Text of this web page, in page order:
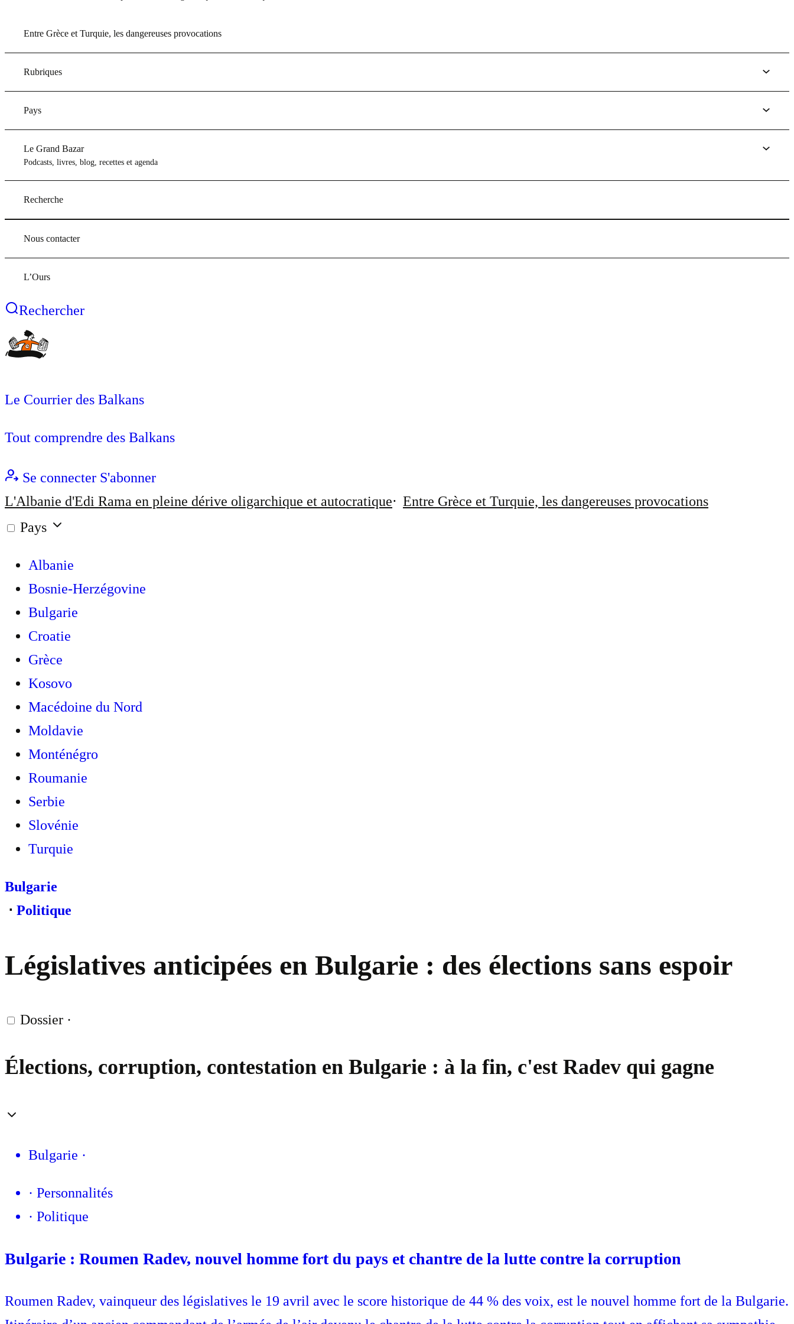
Entre Grèce et Turquie, les dangereuses provocations
Rubriques
Pays
Le Grand Bazar
Podcasts, livres, blog, recettes et agenda
Recherche
Nous contacter
L’Ours
Rechercher
Le Courrier des Balkans
Tout comprendre des Balkans
Se connecter S'abonner
L'Albanie d'Edi Rama en pleine dérive oligarchique et autocratique
Entre Grèce et Turquie, les dangereuses provocations
Pays
Albanie
Bosnie-Herzégovine
Bulgarie
Croatie
Grèce
Kosovo
Macédoine du Nord
Moldavie
Monténégro
Roumanie
Serbie
Slovénie
Turquie
Bulgarie
⋅ Politique
Législatives anticipées en Bulgarie : des élections sans espoir
Dossier ·
Élections, corruption, contestation en Bulgarie : à la fin, c'est Radev qui gagne
Bulgarie ·
· Personnalités
· Politique
Bulgarie : Roumen Radev, nouvel homme fort du pays et chantre de la lutte contre la corruption
Roumen Radev, vainqueur des législatives le 19 avril avec le score historique de 44 % des voix, est le nouvel homme fort de la Bulgarie.